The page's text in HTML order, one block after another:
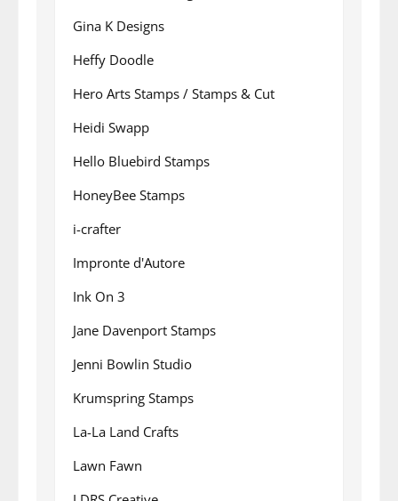
Gina K Designs
Heffy Doodle
Hero Arts Stamps / Stamps & Cut
Heidi Swapp
Hello Bluebird Stamps
HoneyBee Stamps
i-crafter
Impronte d'Autore
Ink On 3
Jane Davenport Stamps
Jenni Bowlin Studio
Krumspring Stamps
La-La Land Crafts
Lawn Fawn